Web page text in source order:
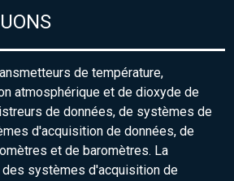
de température,
atmosphérique et de dioxyde de
de données, de systèmes de
d'acquisition de données, de
et de baromètres. La
systèmes d'acquisition de